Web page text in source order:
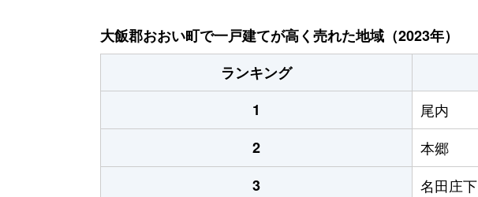
大飯郡おおい町で一戸建てが高く売れた地域（2023年）
ランキング
1
尾内
2
本郷
3
名田庄下